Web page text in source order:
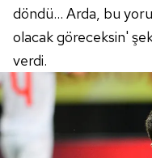
döndü... Arda, bu
olacak göreceksin'
verdi.